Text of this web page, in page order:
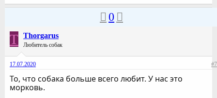
0
T Thorgarus
Любитель собак
17.07.2020 #7
То, что собака больше всего любит. У нас это
морковь.